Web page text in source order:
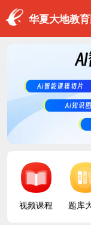
华夏大地教
视频课程 题库